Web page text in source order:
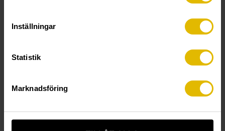
Inställningar
Statistik
Marknadsföring
Specialhärdad skruv som skruvas direkt i ett
montage i betong.
Ytbehandling:Ruspert silver, för utomhusbruk.
storleken på betongskruven enligt tabellen nedan. Skruva